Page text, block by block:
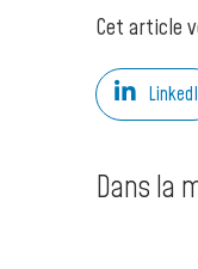
Cet article
Dans la